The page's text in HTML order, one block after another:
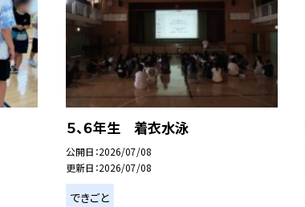
５、６年生 着衣水泳
公開日 2026/07/08
更新日 2026/07/08
できごと